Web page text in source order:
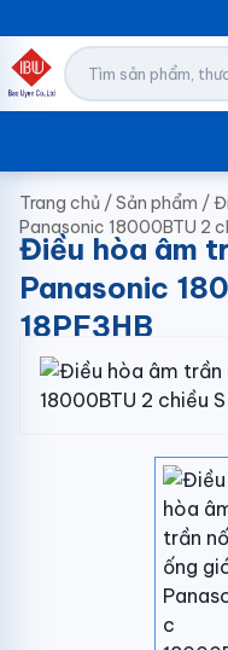
Trang chủ /Sản phẩm /
Panasonic 18000BTU 2
Điều hòa âm
Panasonic
18PF3HB